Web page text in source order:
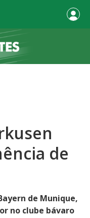
de
de Munique,
no clube bávaro